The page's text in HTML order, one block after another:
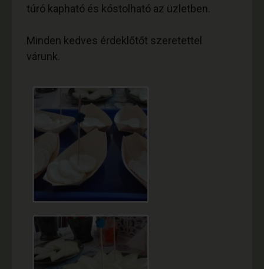
túró kapható és kóstolható az üzletben.
Minden kedves érdeklőtőt szeretettel
várunk.